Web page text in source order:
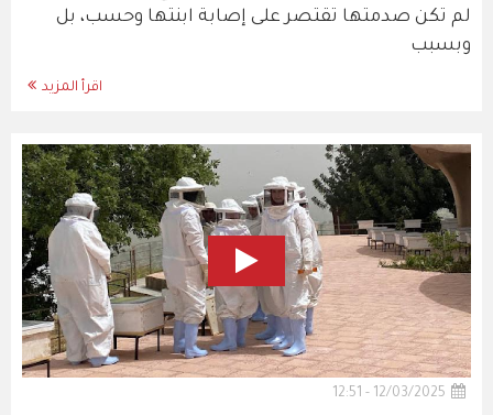
لم تكن صدمتها تقتصر على إصابة ابنتها وحسب، بل
وبسبب
اقرأ المزيد
12/03/2025 - 12:51